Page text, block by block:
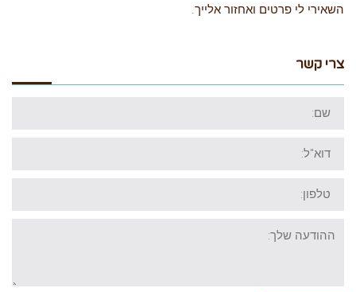
השאירי לי פרטים ואחזור אלייך.
צרי קשר
שם:
דוא"ל:
טלפון:
ההודעה
שלך: